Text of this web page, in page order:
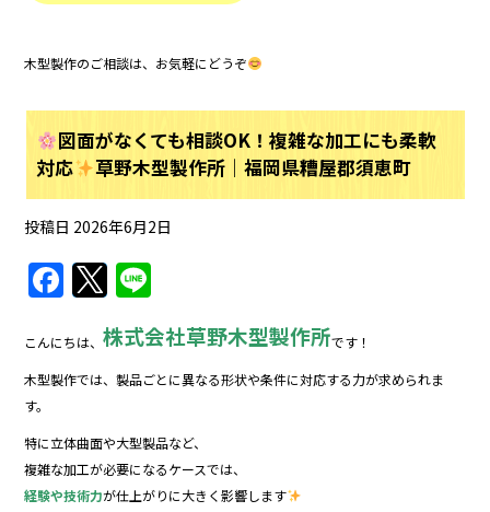
木型製作のご相談は、お気軽にどうぞ
図面がなくても相談OK！複雑な加工にも柔軟
対応
草野木型製作所｜福岡県糟屋郡須恵町
投稿日 2026年6月2日
F
a
c
e
o
o
T
w
itt
er
n
e
こんにちは、株式会社草野木型製作所です！
木型製作では、製品ごとに異なる形状や条件に対応する力が求められま
す。
特に立体曲面や大型製品など、
複雑な加工が必要になるケースでは、
経験や技術力が仕上がりに大きく影響します